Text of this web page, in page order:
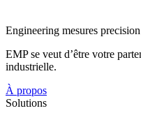
Engineering mesures precision
EMP se veut d’être votre
industrielle.
À propos
Solutions